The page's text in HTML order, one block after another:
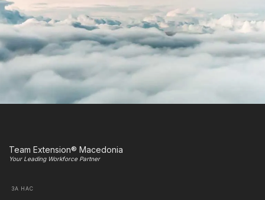
Team Extension® Macedonia
Your Leading Workforce Partner
ЗА НАС